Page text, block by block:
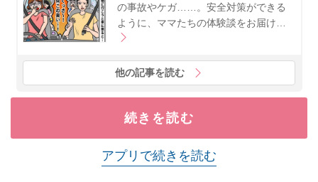
の事故やケガ……。安全対策ができる
ように、ママたちの体験談をお届け…
他の記事を読む
続きを読む
アプリで続きを読む